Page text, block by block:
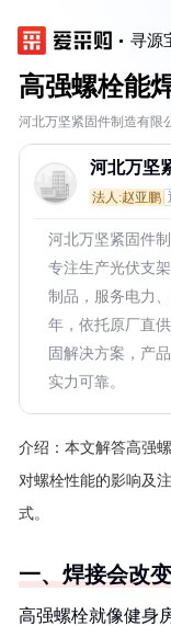
寻源
高强螺栓能
河北万坚紧固件制造有限
河北万坚
法人:赵亚鹏
河北万坚紧固件
专注生产光伏支
制品，服务电力
年，依托原厂直
固解决方案，产
实力可靠。
介绍： 本文解答高强
对螺栓性能的影响及
式。
一、焊接会改
高强螺栓就像健身